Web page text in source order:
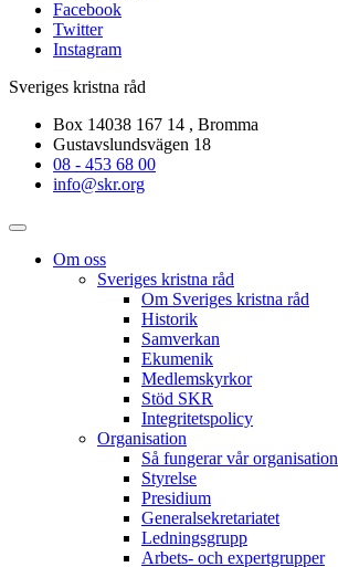
Facebook
Twitter
Instagram
Sveriges kristna råd
Box 14038 167 14 , Bromma
Gustavslundsvägen 18
08 - 453 68 00
info@skr.org
Om oss
Sveriges kristna råd
Om Sveriges kristna råd
Historik
Samverkan
Ekumenik
Medlemskyrkor
Stöd SKR
Integritetspolicy
Organisation
Så fungerar vår organisation
Styrelse
Presidium
Generalsekretariatet
Ledningsgrupp
Arbets- och expertgrupper